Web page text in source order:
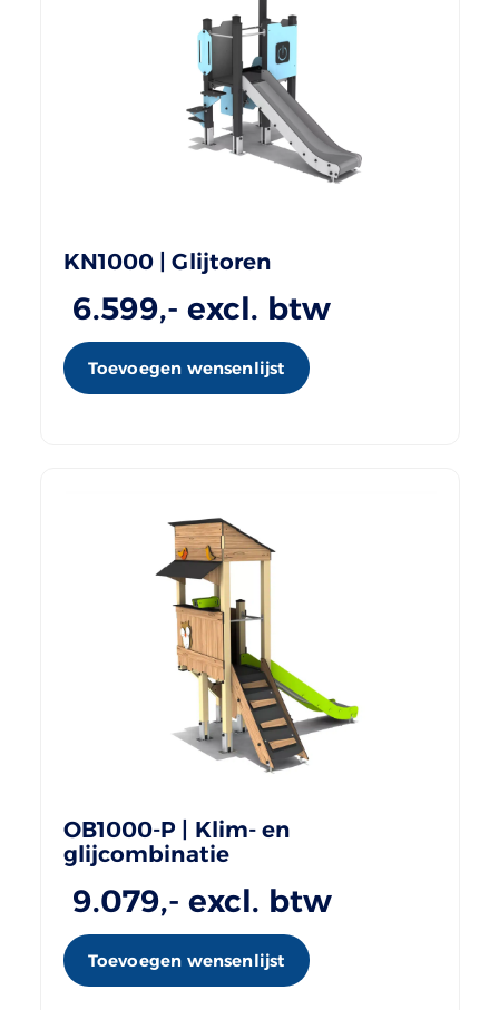
KN1000 | Glijtoren
6.599,- excl. btw
Toevoegen wensenlijst
OB1000-P | Klim- en
glijcombinatie
9.079,- excl. btw
Toevoegen wensenlijst